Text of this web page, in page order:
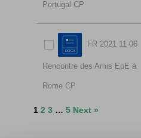
Portugal CP
FR 2021 11 06
Rencontre des Amis EpE à
Rome CP
1 2 3 … 5 Next »